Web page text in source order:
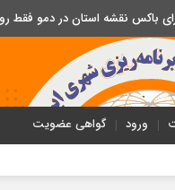
باکس نقشه استان در دمو
ورود گواهی عضویت